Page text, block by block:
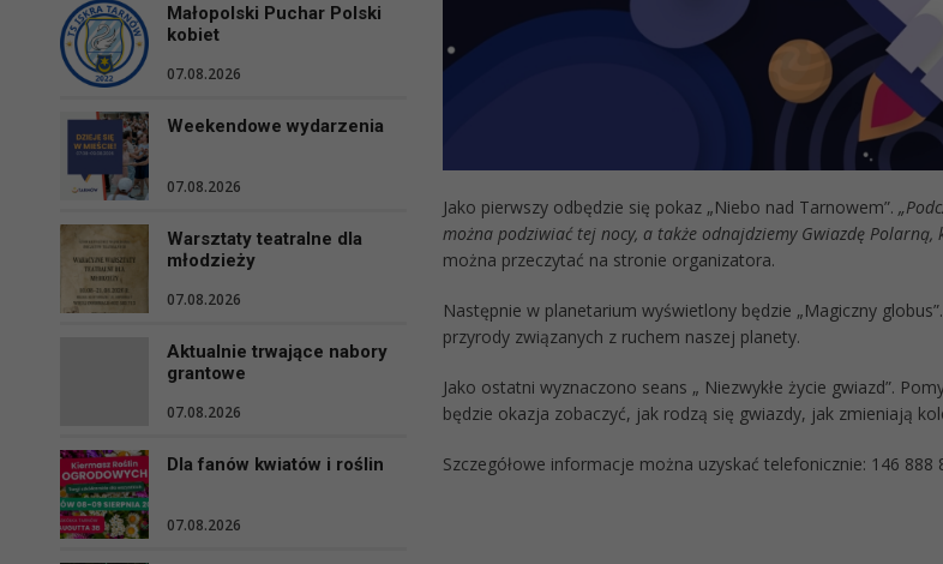
Małopolski Puchar Polski
kobiet
07.08.2026
Weekendowe wydarzenia
07.08.2026
Warsztaty teatralne dla
młodzieży
07.08.2026
Aktualnie trwające nabory
grantowe
07.08.2026
Dla fanów kwiatów i roślin
07.08.2026
Jako pierwszy odbędzie się pokaz „Niebo nad Tarnowem”.
można podziwiać tej nocy, a także odnajdziemy Gwiazdę
można przeczytać na stronie organizatora.
Następnie w planetarium wyświetlony będzie „Magiczny
przyrody związanych z ruchem naszej planety.
Jako ostatni wyznaczono seans „ Niezwykłe życie gwiazd”.
będzie okazja zobaczyć, jak rodzą się gwiazdy, jak zmieniają
Szczegółowe informacje można uzyskać telefonicznie: 146 888